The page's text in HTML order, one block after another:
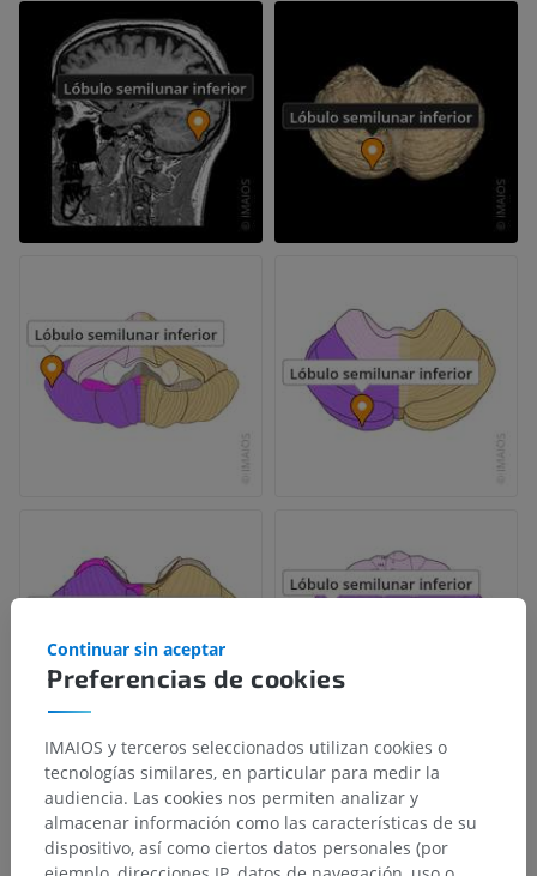
Preferencias de cookies
Continuar sin aceptar
IMAIOS y terceros seleccionados utilizan cookies o
tecnologías similares, en particular para medir la
audiencia. Las cookies nos permiten analizar y
almacenar información como las características de su
dispositivo, así como ciertos datos personales (por